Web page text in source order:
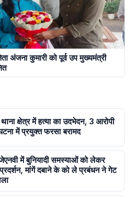
अंजना कुमारी को पूर्व उप मुख्यमंत्री
क्षेत्र में हत्या का उदभेदन, 3 आरोपी
में प्रयुक्त फरसा बरामद
में बुनियादी समस्याओं को लेकर
मांगें दबाने के को ले प्रबंधन ने गेट